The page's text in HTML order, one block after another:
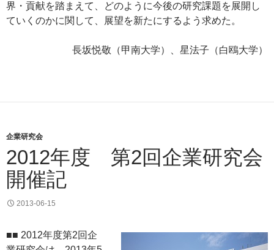
界・貢献を踏まえて、どのように今後の研究課題を展開し
ていくのかに関して、展望を新たにするよう求めた。
長坂悦敬（甲南大学）、星法子（白鴎大学）
企業研究会
2012年度 第2回企業研究会
開催記
2013-06-15
■■ 2012年度第2回企